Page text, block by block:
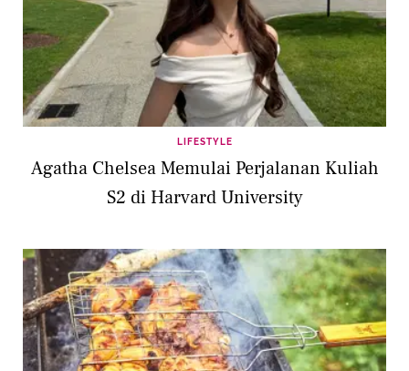
LIFESTYLE
Agatha Chelsea Memulai Perjalanan Kuliah
S2 di Harvard University